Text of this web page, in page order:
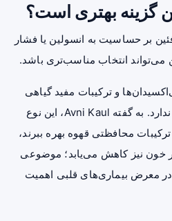
گزینه بهتری است؟
بر حساسیت به انسولین یا فشار
می‌تواند انتخاب مناسب‌تری باشد.
و ترکیبات مفید گیاهی
است، اما اثر محرک کافئین را ندارد. به گفته Avni Kaul، این نوع
محافظتی قهوه بهره ببرند،
خون نیز کاهش می‌یابد؛ موضوعی
در معرض بیماری‌های قلبی اهمیت